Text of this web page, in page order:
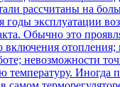
рассчитаны на
годы эксплуатации
Обычно это
включения отопления;
невозможности
температуру. Иногда